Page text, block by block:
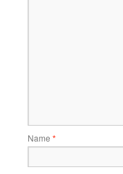
Name *